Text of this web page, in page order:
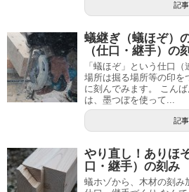
記
蟻継ぎ（蟻ほぞ）
（仕口・継手）
「蟻ほぞ」という仕口
場所は掘る場所等の印を
に刻んでみます。 こん
は、墨つぼを使って...
記
やり直し！ありほ
口・継手）の刻
蟻ホゾから、木材の刻み